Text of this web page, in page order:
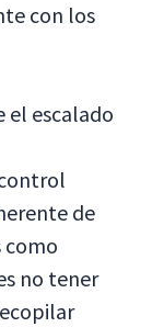
con los
el escalado
de
como
no tener